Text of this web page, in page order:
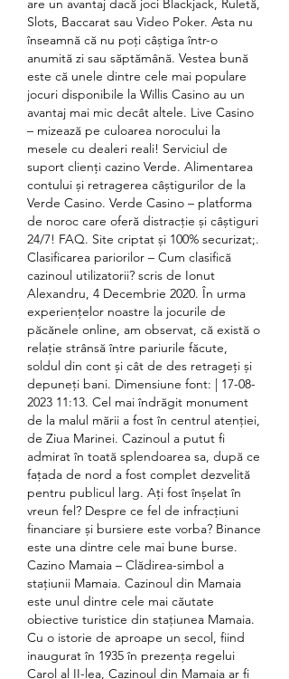
Slots, Baccarat sau Video Poker. Asta nu
înseamnă că nu poți câștiga într-o
anumită zi sau săptămână. Vestea bună
este că unele dintre cele mai populare
jocuri disponibile la Willis Casino au un
avantaj mai mic decât altele. Live Casino
– mizează pe culoarea norocului la
mesele cu dealeri reali! Serviciul de
suport clienți cazino Verde. Alimentarea
contului și retragerea câștigurilor de la
Verde Casino. Verde Casino – platforma
de noroc care oferă distracție și câștiguri
24/7! FAQ. Site criptat și 100% securizat;.
Clasificarea pariorilor – Cum clasifică
cazinoul utilizatorii? scris de Ionut
Alexandru, 4 Decembrie 2020. În urma
experiențelor noastre la jocurile de
păcănele online, am observat, că există o
relație strânsă între pariurile făcute,
soldul din cont și cât de des retrageți și
depuneți bani. Dimensiune font: | 17-08-
2023 11:13. Cel mai îndrăgit monument
de la malul mării a fost în centrul atenției,
de Ziua Marinei. Cazinoul a putut fi
admirat în toată splendoarea sa, după ce
fațada de nord a fost complet dezvelită
pentru publicul larg. Ați fost înșelat în
vreun fel? Despre ce fel de infracțiuni
financiare și bursiere este vorba? Binance
este una dintre cele mai bune burse.
Cazino Mamaia – Clădirea-simbol a
stațiunii Mamaia. Cazinoul din Mamaia
este unul dintre cele mai căutate
obiective turistice din stațiunea Mamaia.
Cu o istorie de aproape un secol, fiind
inaugurat în 1935 în prezența regelui
Carol al II-lea, Cazinoul din Mamaia ar fi